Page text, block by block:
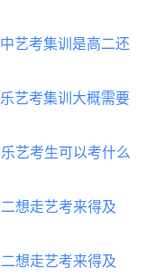
艺考集训是高二还
艺考集训大概需要
艺考生可以考什么
想走艺考来得及
想走艺考来得及